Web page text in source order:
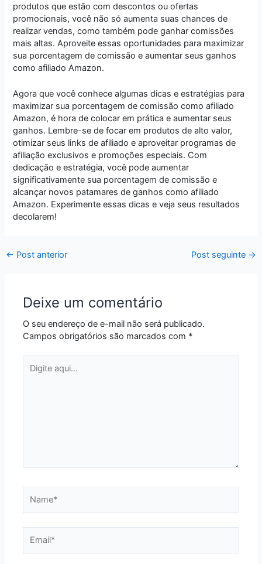
produtos que estão com descontos ou ofertas
promocionais, você não só aumenta suas chances de
realizar vendas, como também pode ganhar comissões
mais altas. Aproveite essas oportunidades para maximizar
sua porcentagem de comissão e aumentar seus ganhos
como afiliado Amazon.
Agora que você conhece algumas dicas e estratégias para
maximizar sua porcentagem de comissão como afiliado
Amazon, é hora de colocar em prática e aumentar seus
ganhos. Lembre-se de focar em produtos de alto valor,
otimizar seus links de afiliado e aproveitar programas de
afiliação exclusivos e promoções especiais. Com
dedicação e estratégia, você pode aumentar
significativamente sua porcentagem de comissão e
alcançar novos patamares de ganhos como afiliado
Amazon. Experimente essas dicas e veja seus resultados
decolarem!
← Post anterior Post seguinte →
Deixe um comentário
O seu endereço de e-mail não será publicado.
Campos obrigatórios são marcados com *
aqui...